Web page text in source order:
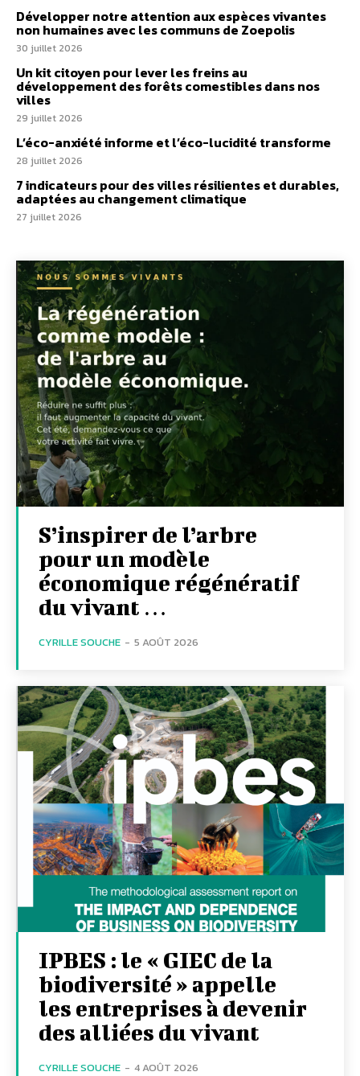
Développer notre attention aux espèces vivantes
non humaines avec les communs de Zoepolis
30 juillet 2026
Un kit citoyen pour lever les freins au
développement des forêts comestibles dans nos
villes
29 juillet 2026
L’éco-anxiété informe et l’éco-lucidité transforme
28 juillet 2026
7 indicateurs pour des villes résilientes et durables,
adaptées au changement climatique
27 juillet 2026
S’inspirer de l’arbre
pour un modèle
économique régénératif
du vivant …
CYRILLE SOUCHE - 5 AOÛT 2026
IPBES : le « GIEC de la
biodiversité » appelle
les entreprises à devenir
des alliées du vivant
CYRILLE SOUCHE - 4 AOÛT 2026